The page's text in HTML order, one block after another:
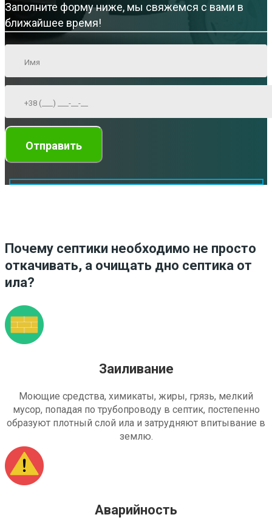
Заполните форму ниже, мы свяжемся с вами в
ближайшее время!
Почему септики необходимо не просто
откачивать, а очищать дно септика от
ила?
Заиливание
Моющие средства, химикаты, жиры, грязь, мелкий
мусор, попадая по трубопроводу в септик, постепенно
образуют плотный слой ила и затрудняют впитывание в
землю.
Аварийность